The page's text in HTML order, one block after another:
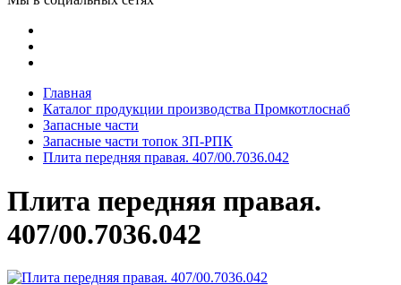
Главная
Каталог продукции производства Промкотлоснаб
Запасные части
Запасные части топок ЗП-РПК
Плита передняя правая. 407/00.7036.042
Плита передняя правая.
407/00.7036.042